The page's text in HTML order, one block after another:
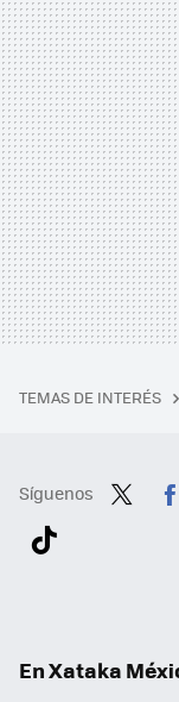
TEMAS DE INTERÉS
Síguenos
En Xataka